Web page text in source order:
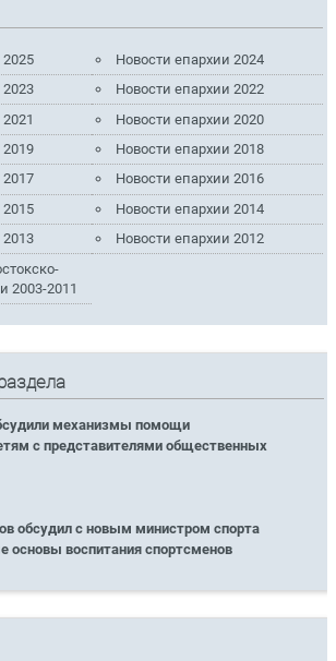
Новости епархии 2024
Новости епархии 2022
Новости епархии 2020
Новости епархии 2018
Новости епархии 2016
Новости епархии 2014
Новости епархии 2012
2003-2011
механизмы помощи
с представителями общественных
обсудил с новым министром спорта
основы воспитания спортсменов